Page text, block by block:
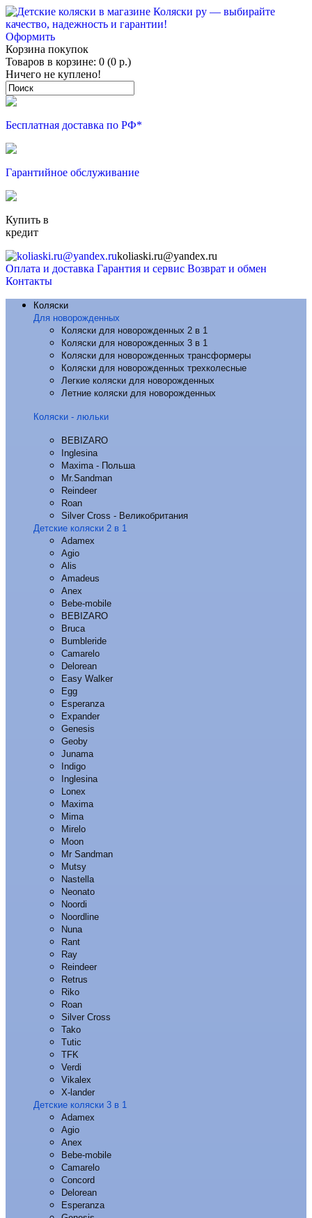
Оформить
Корзина покупок
Товаров в корзине: 0 (0 р.)
Ничего не куплено!
Бесплатная доставка по РФ*
Гарантийное обслуживание
Купить в
кредит
koliaski.ru@yandex.ru
Оплата и доставка Гарантия и сервис Возврат и обмен
Контакты
Коляски
Для новорожденных
Коляски для новорожденных 2 в 1
Коляски для новорожденных 3 в 1
Коляски для новорожденных трансформеры
Коляски для новорожденных трехколесные
Легкие коляски для новорожденных
Летние коляски для новорожденных
Коляски - люльки
BEBIZARO
Inglesina
Maxima - Польша
Mr.Sandman
Reindeer
Roan
Silver Cross - Великобритания
Детские коляски 2 в 1
Adamex
Agio
Alis
Amadeus
Anex
Bebe-mobile
BEBIZARO
Bruca
Bumbleride
Camarelo
Delorean
Easy Walker
Egg
Esperanza
Expander
Genesis
Geoby
Junama
Indigo
Inglesina
Lonex
Maxima
Mima
Mirelo
Moon
Mr Sandman
Mutsy
Nastella
Neonato
Noordi
Noordline
Nuna
Rant
Ray
Reindeer
Retrus
Riko
Roan
Silver Cross
Tako
Tutic
TFK
Verdi
Vikalex
X-lander
Детские коляски 3 в 1
Adamex
Agio
Anex
Bebe-mobile
Camarelo
Concord
Delorean
Esperanza